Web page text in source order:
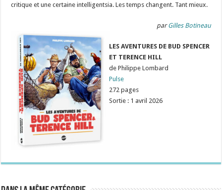
critique et une certaine intelligentsia. Les temps changent. Tant mieux.
parGilles Botineau
LES AVENTURES DE BUD SPENCER
ET TERENCE HILL
de Philippe Lombard
Pulse
272 pages
Sortie : 1 avril 2026